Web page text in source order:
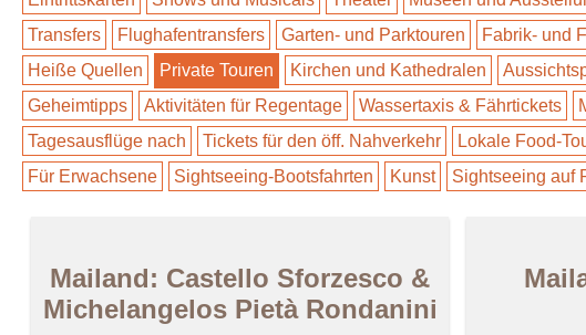
Transfers
Flughafentransfers Garten- und Parktouren Fabrik- und
Heiße Quellen
Private Touren Kirchen und Kathedralen
Geheimtipps
Aktivitäten für Regentage Wassertaxis & Fährtickets
Tagesausflüge nach
Tickets für den öff. Nahverkehr Lokale Food-
Für Erwachsene
Sightseeing-Bootsfahrten Kunst Sightseeing auf
Mailand: Castello Sforzesco &
Michelangelos Pietà Rondanini